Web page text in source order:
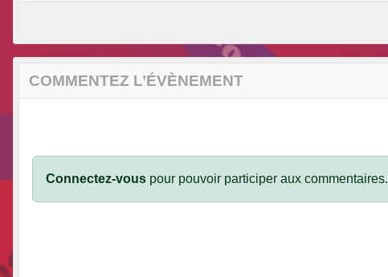
COMMENTEZ L’ÉVÈNEMENT
Connectez-vous pour pouvoir participer aux commentaires.